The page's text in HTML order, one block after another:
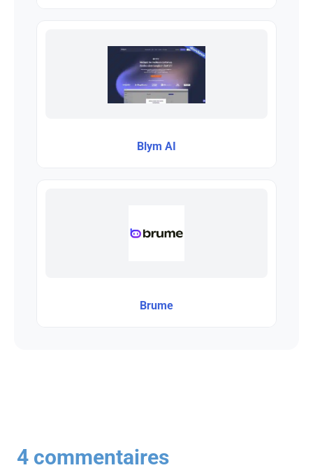
Blym AI
Brume
4 commentaires